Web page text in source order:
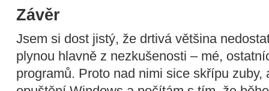
Závěr
Jsem si dost jistý, že drtivá většina
plynou hlavně z nezkušenosti – mé,
programů. Proto nad nimi sice skřípu